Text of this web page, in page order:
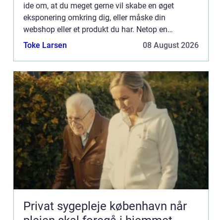
ide om, at du meget gerne vil skabe en øget
eksponering omkring dig, eller måske din
webshop eller et produkt du har. Netop en
tekstforfatter har de kompetencer, som du måske
Toke Larsen 08 August 2026
Privat sygepleje københavn når